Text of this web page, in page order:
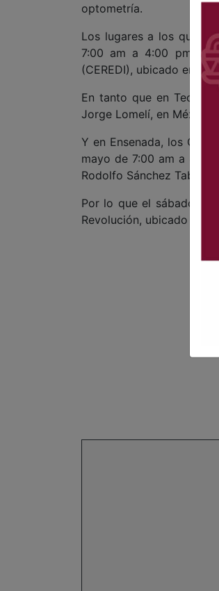
optometría.
Los lugares a los que
7:00 am a 4:00 pm, en
(CEREDI), ubicado en
En tanto que en Tecate
Jorge Lomelí, en México
Y en Ensenada, los
mayo de 7:00 am a 4:00
Rodolfo Sánchez Taboada.
Por lo que el sábado 4
Revolución, ubicado en